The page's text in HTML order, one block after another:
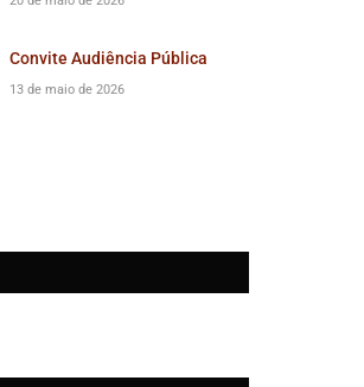
Convite Audiência Pública
13 de maio de 2026